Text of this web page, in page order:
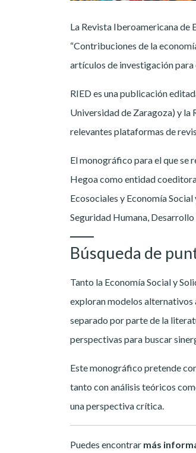
La Revista Iberoamericana
“Contribuciones de la
artículos de investigación
RIED es una publicación
Universidad de Zaragoza) y la
relevantes plataformas de
El monográfico para el que
Hegoa como entidad
Ecosociales y Economía
Seguridad Humana,
Búsqueda de
Tanto la Economía Social y
exploran modelos alternativos
separado por parte de la
perspectivas para buscar
Este monográfico pretende
tanto con análisis teóricos
una perspectiva crítica.
Puedes encontrar más